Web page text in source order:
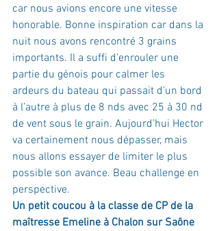
car nous avions encore une vitesse
honorable. Bonne inspiration car dans la
nuit nous avons rencontré 3 grains
importants. Il a suffi d’enrouler une
partie du génois pour calmer les
ardeurs du bateau qui passait d’un bord
à l’autre à plus de 8 nds avec 25 à 30 nd
de vent sous le grain. Aujourd’hui Hector
va certainement nous dépasser, mais
nous allons essayer de limiter le plus
possible son avance. Beau challenge en
perspective.
Un petit coucou à la classe de CP de la
maîtresse Emeline à Chalon sur Saône